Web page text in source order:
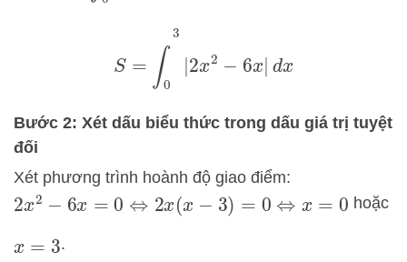
3
Bước 2: Xét dấu biểu thức trong dấu giá trị tuyệt
đối
Xét phương trình hoành độ giao điểm:
2x2 −6 x= 0⇔2x( x−3)= 0⇔x =0 hoặc
x=3 .